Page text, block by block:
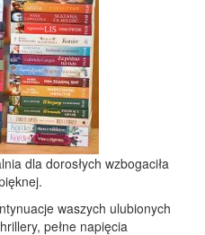
dla dorosłych wzbogaciła
waszych ulubionych
pełne napięcia